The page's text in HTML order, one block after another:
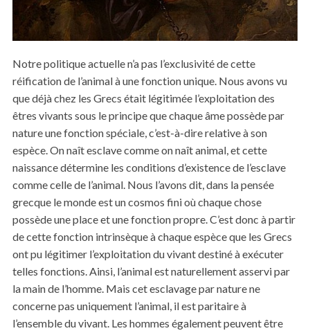
Notre politique actuelle n’a pas l’exclusivité de cette
réification de l’animal à une fonction unique. Nous avons vu
que déjà chez les Grecs était légitimée l’exploitation des
êtres vivants sous le principe que chaque âme possède par
nature une fonction spéciale, c’est-à-dire relative à son
espèce. On naît esclave comme on naît animal, et cette
naissance détermine les conditions d’existence de l’esclave
comme celle de l’animal. Nous l’avons dit, dans la pensée
grecque le monde est un cosmos fini où chaque chose
possède une place et une fonction propre. C’est donc à partir
de cette fonction intrinsèque à chaque espèce que les Grecs
ont pu légitimer l’exploitation du vivant destiné à exécuter
telles fonctions. Ainsi, l’animal est naturellement asservi par
la main de l’homme. Mais cet esclavage par nature ne
concerne pas uniquement l’animal, il est paritaire à
l’ensemble du vivant. Les hommes également peuvent être